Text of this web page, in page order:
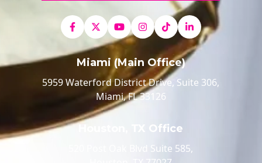
Miami (Main Office)
5959 Waterford District Drive, Suite 306,
Miami, FL 33126
Houston, TX Office
520 Post Oak Blvd Suite 585,